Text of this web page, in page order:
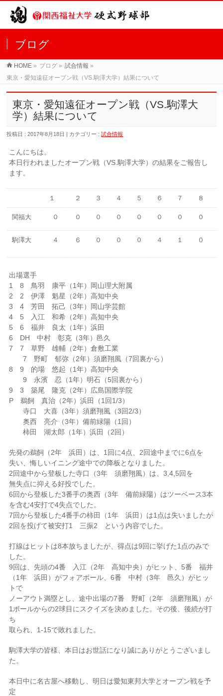
ブログ
HOME » ブログ » 試合情報 »
東京・愛知遠征オープン戦（VS.駒澤大学）結果について
東京・愛知遠征オープン戦（VS.駒澤大
学）結果について
投稿日 : 2017年8月18日 | カテゴリー :試合情報
こんにちは。
本日行われましたオープン戦（VS.駒澤大学）の結果をご報告し
ます。
１ ２ ３ ４ ５ ６ ７ ８
関福大 ０ ０ ０ ０ ０ ０ ０ ０
駒澤大 ４ ６ ０ ０ ０ ４ １ ０
出場選手
1 8 鳥羽 康平（1年）岡山理大附属
2 2 伊澤 魁星（2年）高知中央
3 4 芳田 拓己（3年）岡山学芸館
4 5 入江 和希（2年）高知中央
5 6 福井 良太（1年）浜田
6 DH 中村 彰克（3年）邑久
7 7 草野 雄輔（2年）倉敷工業
7 野町 郁弥（2年）須磨翔風（7回裏から）
8 9 的場 悠起（1年）高知中央
9 永濱 忍（1年）明石（5回裏から）
9 3 築尾 隆克（2年）広島国際学院
P 鵜飼 真治（2年）浜田（1回1/3）
寺口 大喜（3年）須磨翔風（3回2/3）
奥西 亮介（3年）備前緑陽（1回）
柿田 湖太郎（1年）浜田（2回）
先発の鵜飼（2年 浜田）は、1回に4点、2回途中までに6点を
失い、悔しいイニング途中での降板となりました。
2回途中から登板した寺口（3年 須磨翔風）は、3,4,5回を
無失点に抑える好投でした。
6回から登板した3番手の奥西（3年 備前緑陽）はツーベース3本
を含む4安打で4失点でした。
7回から登板した4番手の柿田（1年 浜田）は1点は失いましたが
2回を投げて被安打1 三振2 という内容でした。
打線はヒットは8本放ちましたが、得点は9回に挙げた1点のみで
した。
9回は、先頭の4番 入江（2年 高知中央）がヒット、5番 福井
（1年 浜田）がフォアボール、6番 中村（3年 邑久）がヒッ
トで
ノーアウト満塁とし、途中出場の7番 野町（2年 須磨翔風）が
1ボールからの2球目にスクイズを決めました。その後、後続が打
ち
取られ、1-15で敗れました。
駒澤大学の皆様、本日はお世話になり誠にありがとうございまし
た。
本日中に名古屋へ移動し、明日は愛知東邦大学とオープン戦を予
定